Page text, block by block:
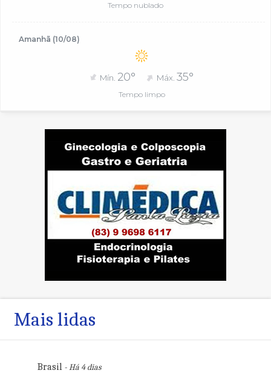
Tempo nublado
Amanhã (10/08)
Mín. 20° Máx.35°
Tempo limpo
Mais lidas
Brasil- Há 4 dias